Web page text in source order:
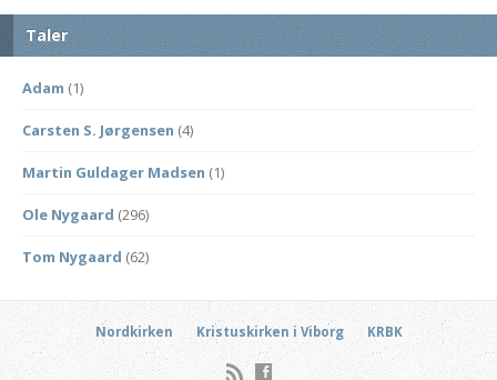
Taler
Adam (1)
Carsten S. Jørgensen (4)
Martin Guldager Madsen (1)
Ole Nygaard (296)
Tom Nygaard (62)
Nordkirken Kristuskirken i Viborg KRBK